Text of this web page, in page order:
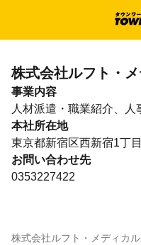
株式会社ルフト・
事業内容
人材派遣・職業紹介、人
本社所在地
東京都新宿区西新宿1丁
お問い合わせ先
0353227422
株式会社ルフト・メディカ